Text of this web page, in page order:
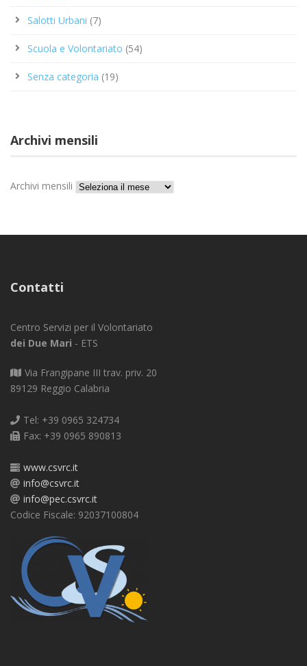
Salotti Urbani (7)
Scuola e Volontariato (54)
Senza categoria (19)
Archivi mensili
Archivi mensili
Contatti
Centro Servizi per il Volontariato
dei Due Mari - ETS
Via Frangipane III trav. priv. 20
89129 Reggio Calabria
Tel: +39 0965 324734
Fax: +39 0965 890813
www.csvrc.it
info@csvrc.it
info@pec.csvrc.it
Codice Fiscale: 92037100804